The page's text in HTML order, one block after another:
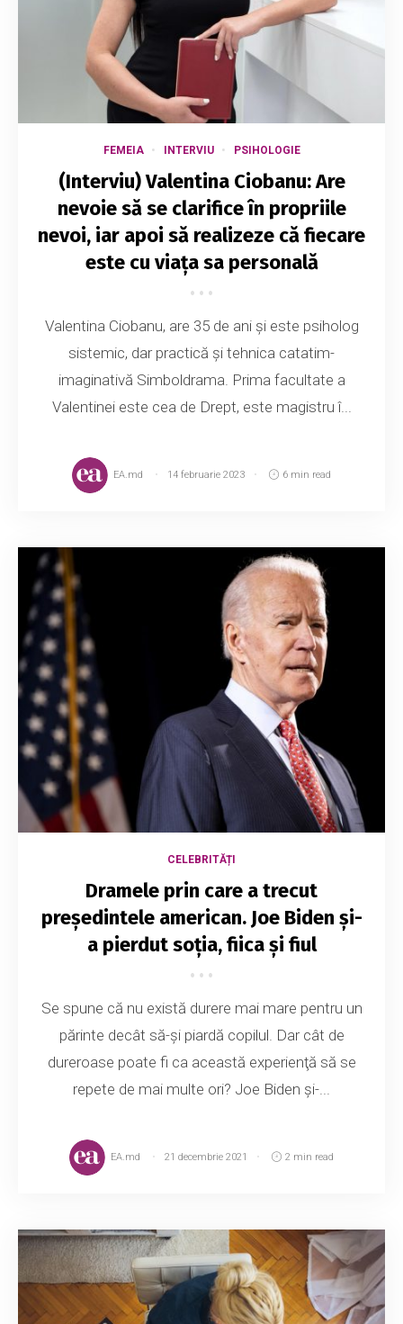
FEMEIA INTERVIU PSIHOLOGIE
(Interviu) Valentina Ciobanu: Are
nevoie să se clarifice în propriile
nevoi, iar apoi să realizeze că fiecare
este cu viața sa personală
Valentina Ciobanu, are 35 de ani și este psiholog
sistemic, dar practică și tehnica catatim-
imaginativă Simboldrama. Prima facultate a
Valentinei este cea de Drept, este magistru î...
EA.md 14 februarie 2023 6 min read
CELEBRITĂȚI
Dramele prin care a trecut
președintele american. Joe Biden și-
a pierdut soția, fiica și fiul
Se spune că nu există durere mai mare pentru un
părinte decât să-şi piardă copilul. Dar cât de
dureroase poate fi ca această experienţă să se
repete de mai multe ori? Joe Biden și-...
EA.md 21 decembrie 2021 2 min read